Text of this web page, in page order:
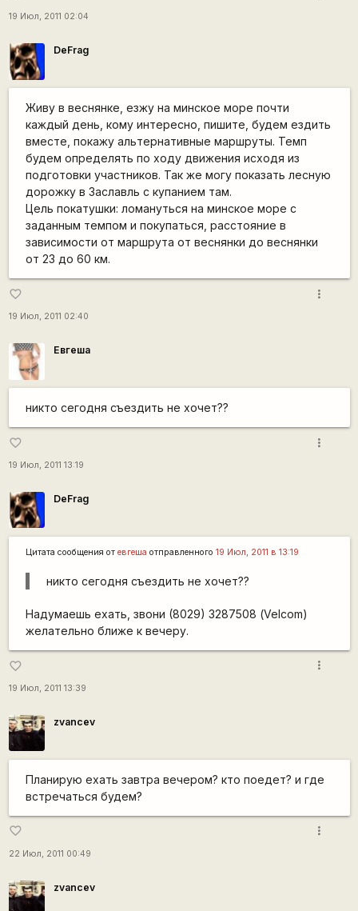
19 Июл, 2011 02:04
DeFrag
Живу в веснянке, езжу на минское море почти
каждый день, кому интересно, пишите, будем ездить
вместе, покажу альтернативные маршруты. Темп
будем определять по ходу движения исходя из
подготовки участников. Так же могу показать лесную
дорожку в Заславль с купанием там.
Цель покатушки: ломануться на минское море с
заданным темпом и покупаться, расстояние в
зависимости от маршрута от веснянки до веснянки
от 23 до 60 км.
favorite_border
19 Июл, 2011 02:40
more_vert
Евгеша
никто сегодня съездить не хочет??
favorite_border
19 Июл, 2011 13:19
more_vert
DeFrag
Цитата сообщения от евгеша отправленного 19 Июл, 2011 в 13:19
никто сегодня съездить не хочет??
Надумаешь ехать, звони (8029) 3287508 (Velcom)
желательно ближе к вечеру.
favorite_border
19 Июл, 2011 13:39
more_vert
zvancev
Планирую ехать завтра вечером? кто поедет? и где
встречаться будем?
favorite_border
22 Июл, 2011 00:49
more_vert
zvancev